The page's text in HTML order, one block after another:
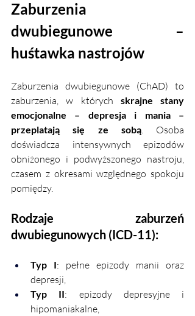
Zaburzenia
dwubiegunowe –
huśtawka nastrojów
Zaburzenia dwubiegunowe (ChAD) to
zaburzenia, w których skrajne stany
emocjonalne – depresja i mania –
przeplatają się ze sobą. Osoba
doświadcza intensywnych epizodów
obniżonego i podwyższonego nastroju,
czasem z okresami względnego spokoju
pomiędzy.
Rodzaje zaburzeń
dwubiegunowych (ICD-11):
Typ I: pełne epizody manii oraz
depresji,
Typ II: epizody depresyjne i
hipomaniakalne,